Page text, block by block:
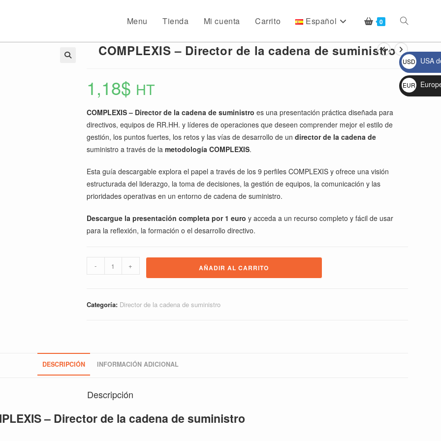
Menu Tienda Mi cuenta Carrito Español 0 Alternar
búsqueda
COMPLEXIS – Director de la cadena de suministro
1,18$ HT
COMPLEXIS – Director de la cadena de suministro es una presentación práctica diseñada para
directivos, equipos de RR.HH. y líderes de operaciones que deseen comprender mejor el estilo de
gestión, los puntos fuertes, los retos y las vías de desarrollo de un director de la cadena de
suministro a través de la metodología COMPLEXIS.
Esta guía descargable explora el papel a través de los 9 perfiles COMPLEXIS y ofrece una visión
estructurada del liderazgo, la toma de decisiones, la gestión de equipos, la comunicación y las
prioridades operativas en un entorno de cadena de suministro.
Descargue la presentación completa por 1 euro y acceda a un recurso completo y fácil de usar
para la reflexión, la formación o el desarrollo directivo.
COMPLEXIS
-
cantidad
- + AÑADIR AL CARRITO
Categoría: Director de la cadena de suministro
DESCRIPCIÓN INFORMACIÓN ADICIONAL
Descripción
– Director de la cadena de suministro
USD
$
USA
EUR
€